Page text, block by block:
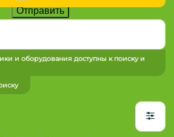
и оборудования доступны к поиску и
Отправить